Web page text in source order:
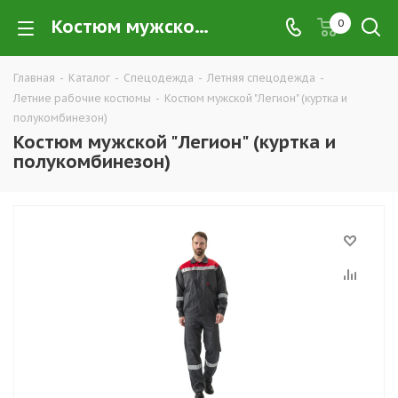
Костюм мужской "Легион" (куртка и полукомбинезон) купить в Екатеринбурге по низким ценам оптом — интернет-магазин летних рабочих костюмов в розницу компании ТД УРАЛСИЗ 0
Главная - Каталог - Спецодежда - Летняя спецодежда -
Летние рабочие костюмы - Костюм мужской "Легион" (куртка и
полукомбинезон)
Костюм мужской "Легион" (куртка и
полукомбинезон)